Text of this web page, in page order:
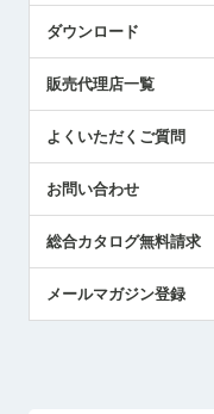
国/地域/言語
社員ブログ
中小企業のBCP地震対策
センサのテクニカルガイ
社長ブログ
ダウンロード
販売代理店一覧
よくいただくご質問
お問い合わせ
総合カタログ無料請求
メールマガジン登録